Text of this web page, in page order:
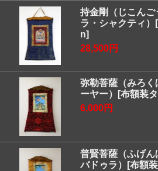
持金剛（じこん
ラ・シャクティ
n]
28,500円
弥勒菩薩（みろ
ーヤー）[布額装
6,000円
普賢菩薩（ふげん
バドゥラ）[布額